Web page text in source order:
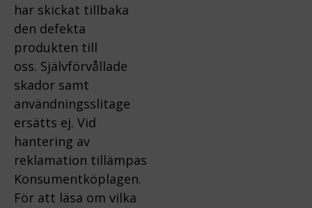
har skickat tillbaka
den defekta
produkten till
oss. Självförvållade
skador samt
användningsslitage
ersätts ej. Vid
hantering av
reklamation tillämpas
Konsumentköplagen.
För att läsa om vilka